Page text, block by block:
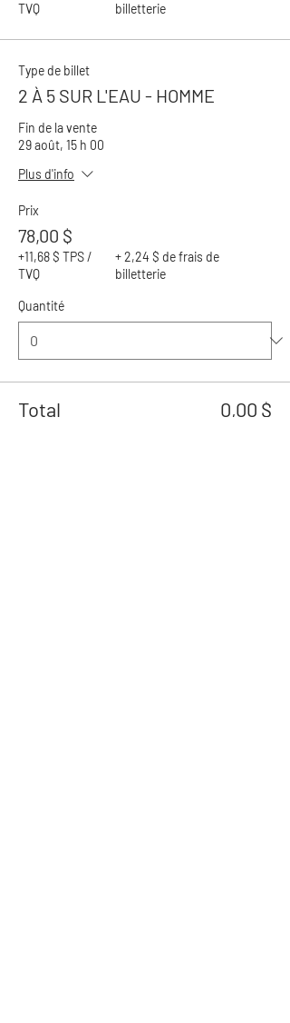
TVQ
billetterie
Type de billet
2 À 5 SUR L'EAU - HOMME
Fin de la vente
29 août, 15 h 00
Plus d'info
Prix
78,00 $
+11,68 $ TPS /
TVQ
+ 2,24 $ de frais de
billetterie
Quantité
Total 0,00 $